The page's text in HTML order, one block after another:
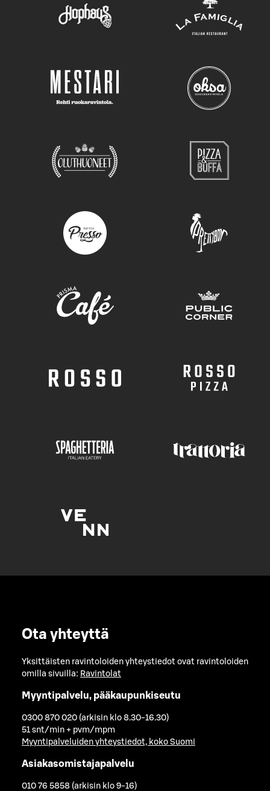
Ota yhteyttä
Yksittäisten ravintoloiden yhteystiedot ovat ravintoloiden
omilla sivuilla: Ravintolat
Myyntipalvelu, pääkaupunkiseutu
0300 870 020 (arkisin klo 8.30-16.30)
51 snt/min + pvm/mpm
Myyntipalveluiden yhteystiedot, koko Suomi
Asiakasomistajapalvelu
010 76 5858 (arkisin klo 9-16)